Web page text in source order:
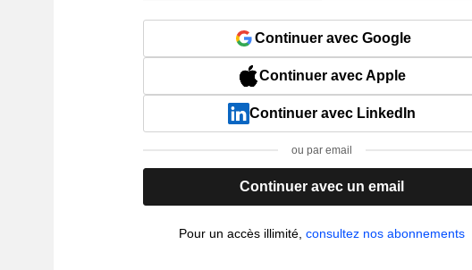
Continuer avec Google
Continuer avec Apple
Continuer avec LinkedIn
ou par email
Continuer avec un email
Pour un accès illimité,consultez nos abonnements